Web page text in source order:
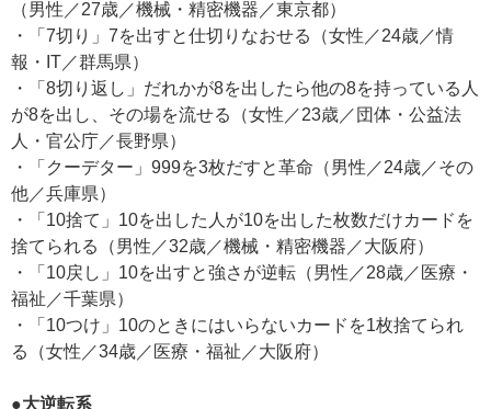
（男性／27歳／機械・精密機器／東京都）
・「7切り」7を出すと仕切りなおせる（女性／24歳／情
報・IT／群馬県）
・「8切り返し」だれかが8を出したら他の8を持っている人
が8を出し、その場を流せる（女性／23歳／団体・公益法
人・官公庁／長野県）
・「クーデター」999を3枚だすと革命（男性／24歳／その
他／兵庫県）
・「10捨て」10を出した人が10を出した枚数だけカードを
捨てられる（男性／32歳／機械・精密機器／大阪府）
・「10戻し」10を出すと強さが逆転（男性／28歳／医療・
福祉／千葉県）
・「10つけ」10のときにはいらないカードを1枚捨てられ
る（女性／34歳／医療・福祉／大阪府）
●大逆転系